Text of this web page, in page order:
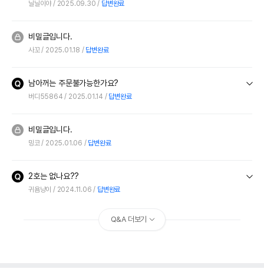
닐닐이야 2025.09.30 답변완료
비밀글입니다.
사꼬 2025.01.18 답변완료
남아꺼는 주문불가능한가요?
버디55864 2025.01.14 답변완료
비밀글입니다.
밍코 2025.01.06 답변완료
2호는 없나요??
귀욤냥이 2024.11.06 답변완료
Q&A 더보기